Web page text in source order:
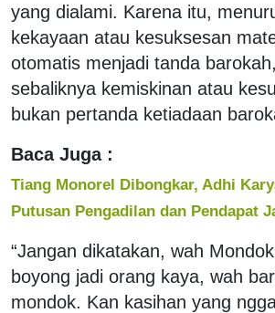
yang dialami. Karena itu,
kekayaan atau kesuksesan
otomatis menjadi tanda
sebaliknya kemiskinan atau
bukan pertanda ketiadaan
Baca Juga :
Tiang Monorel Dibongkar, Adhi
Putusan Pengadilan dan Pendapat
“Jangan dikatakan, wah
boyong jadi orang kaya, wah
mondok. Kan kasihan yang